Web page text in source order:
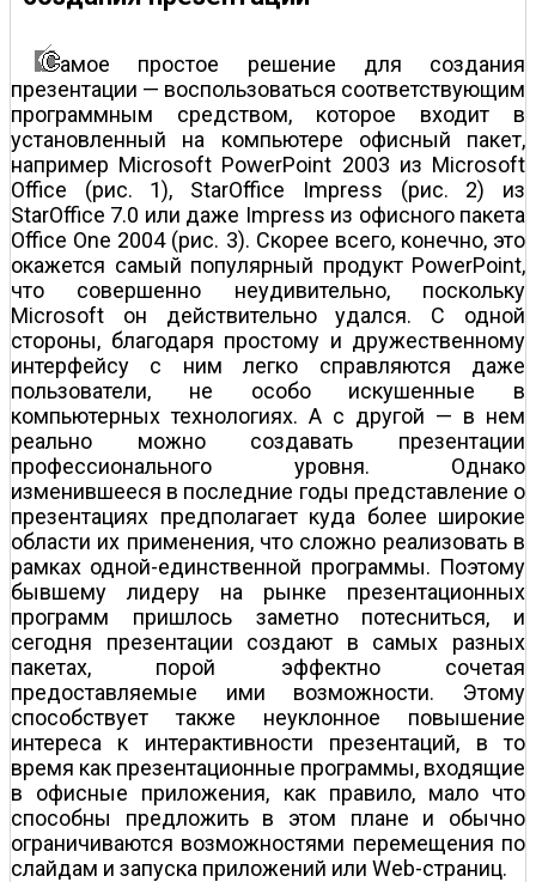
амое простое решение для создания
презентации — воспользоваться соответствующим
программным средством, которое входит в
установленный на компьютере офисный пакет,
например Microsoft PowerPoint 2003 из Microsoft
Office (рис. 1), StarOffice Impress (рис. 2) из
StarOffice 7.0 или даже Impress из офисного пакета
Office One 2004 (рис. 3). Скорее всего, конечно, это
окажется самый популярный продукт PowerPoint,
что совершенно неудивительно, поскольку
Microsoft он действительно удался. С одной
стороны, благодаря простому и дружественному
интерфейсу с ним легко справляются даже
пользователи, не особо искушенные в
компьютерных технологиях. А с другой — в нем
реально можно создавать презентации
профессионального уровня. Однако
изменившееся в последние годы представление о
презентациях предполагает куда более широкие
области их применения, что сложно реализовать в
рамках одной-единственной программы. Поэтому
бывшему лидеру на рынке презентационных
программ пришлось заметно потесниться, и
сегодня презентации создают в самых разных
пакетах, порой эффектно сочетая
предоставляемые ими возможности. Этому
способствует также неуклонное повышение
интереса к интерактивности презентаций, в то
время как презентационные программы, входящие
в офисные приложения, как правило, мало что
способны предложить в этом плане и обычно
ограничиваются возможностями перемещения по
слайдам и запуска приложений или Web-страниц.